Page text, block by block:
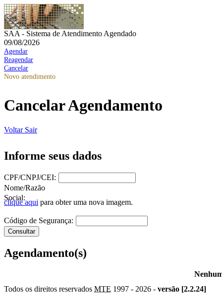
SAA - Sistema de Atendimento Agendado
09/08/2026
Agendar
Reagendar
Cancelar
Novo atendimento
Cancelar Agendamento
Voltar Sair
Informe seus dados
CPF/CNPJ/CEI:
Nome/Razão
Social:
clique aqui para obter uma nova imagem.
Código de Segurança:
Agendamento(s)
Todos os direitos reservados MTE 1997 - 2026 - versão [2.2.24]